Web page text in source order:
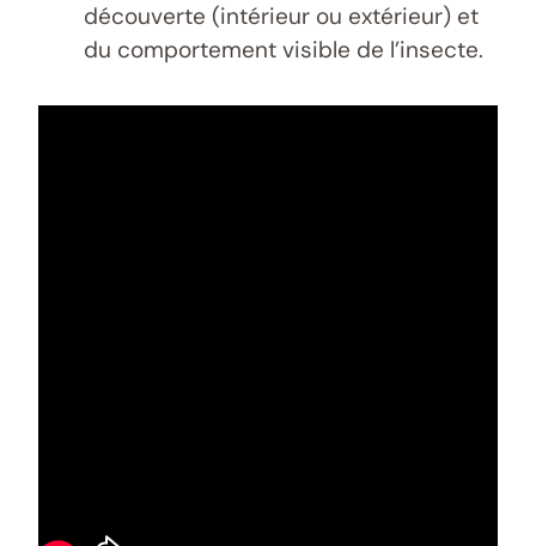
découverte (intérieur ou extérieur) et
du comportement visible de l’insecte.